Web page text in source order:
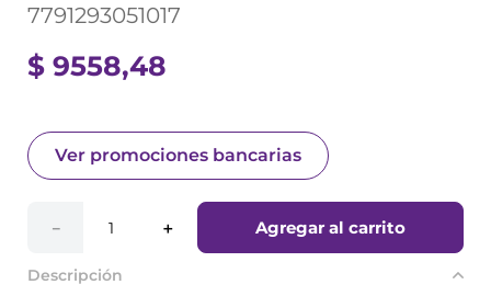
7791293051017
$ 9558,48
Ver promociones bancarias
＋
－ Agregar al carrito
Descripción